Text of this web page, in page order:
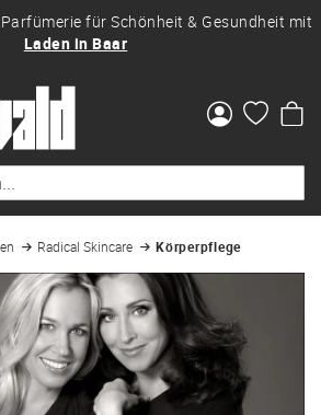
für Schönheit & Gesundheit mit
Laden in Baar
Radical Skincare Körperpflege